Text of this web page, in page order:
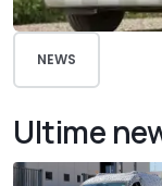
NEWS
Ultime